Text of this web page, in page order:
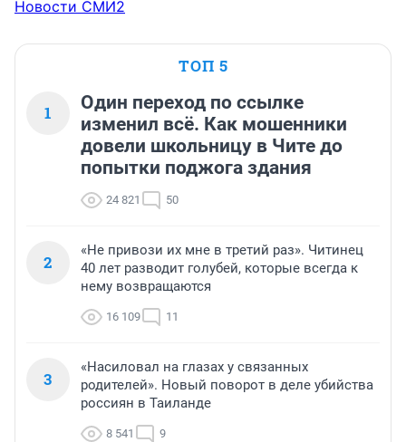
Новости СМИ2
ТОП 5
1
Один переход по ссылке
изменил всё. Как мошенники
довели школьницу в Чите до
попытки поджога здания
24 821 50
2
«Не привози их мне в третий раз». Читинец
40 лет разводит голубей, которые всегда к
нему возвращаются
16 109 11
3
«Насиловал на глазах у связанных
родителей». Новый поворот в деле убийства
россиян в Таиланде
8 541 9